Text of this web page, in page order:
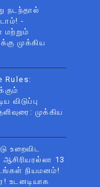
நடந்தால்
-
முக்கிய
Rules:
விடுப்பு
முக்கிய
உறைவிட
ஆசிரியரல்லா 13
நியமனம்!
உடனடியாக